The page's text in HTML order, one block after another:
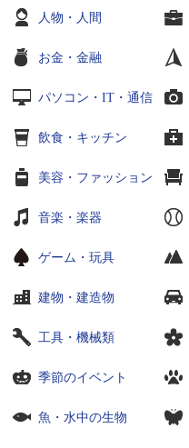
人物・人間
お金・金融
パソコン・IT・通信
飲食・キッチン
美容・ファッション
音楽・楽器
ゲーム・玩具
建物・建造物
工具・機械類
季節のイベント
魚・水中の生物